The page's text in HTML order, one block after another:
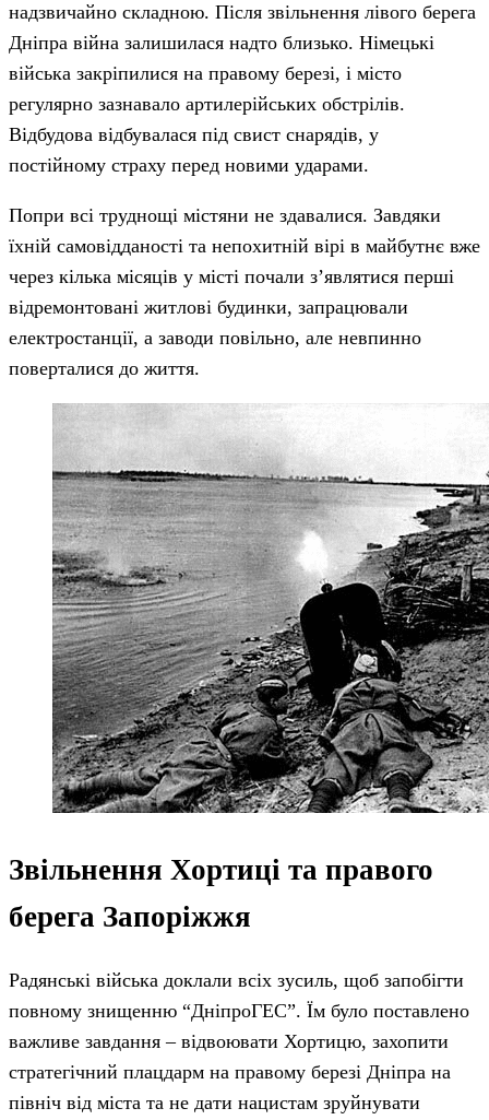
надзвичайно складною. Після звільнення лівого берега
Дніпра війна залишилася надто близько. Німецькі
війська закріпилися на правому березі, і місто
регулярно зазнавало артилерійських обстрілів.
Відбудова відбувалася під свист снарядів, у
постійному страху перед новими ударами.
Попри всі труднощі містяни не здавалися. Завдяки
їхній самовідданості та непохитній вірі в майбутнє вже
через кілька місяців у місті почали з’являтися перші
відремонтовані житлові будинки, запрацювали
електростанції, а заводи повільно, але невпинно
поверталися до життя.
Звільнення Хортиці та правого
берега Запоріжжя
Радянські війська доклали всіх зусиль, щоб запобігти
повному знищенню “ДніпроГЕС”. Їм було поставлено
важливе завдання – відвоювати Хортицю, захопити
стратегічний плацдарм на правому березі Дніпра на
північ від міста та не дати нацистам зруйнувати